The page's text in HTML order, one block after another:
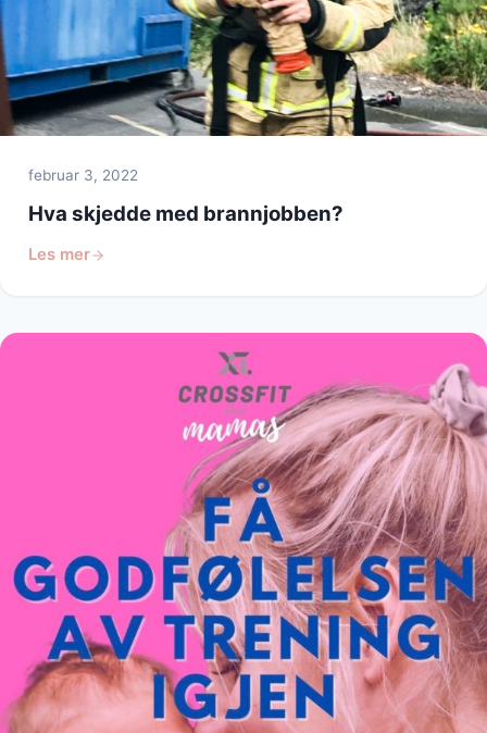
februar 3, 2022
Hva skjedde med brannjobben?
Les mer